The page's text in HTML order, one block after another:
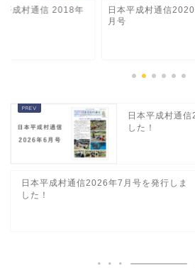
平成村通信 2018年
日本平成村通信
月号
日本平成村通
した！
日本平成村通信2026年7月号を発行しま
した！